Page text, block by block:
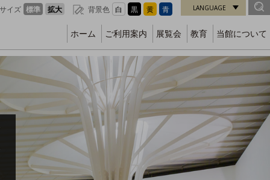
イズ 標準 拡大 背景色 白 黒 黄 青 LANGUAGE
ホーム ご利用案内 展覧会 教育 当館について